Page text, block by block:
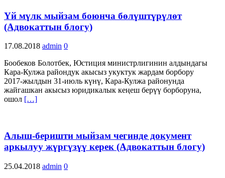
Үй мүлк мыйзам боюнча бөлүштүрүлөт
(Адвокаттын блогу)
17.08.2018 admin 0
Бообеков Болотбек, Юстиция министрлигинин алдындагы
Кара-Кулжа райондук акысыз укуктук жардам борбору
2017-жылдын 31-июль күнү, Кара-Кулжа районунда
жайгашкан акысыз юридикалык кеңеш берүү борборуна,
ошол […]
Алыш-беришти мыйзам чегинде документ
аркылуу жүргүзүү керек (Адвокаттын блогу)
25.04.2018 admin 0